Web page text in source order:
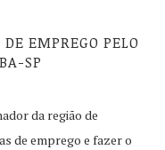
EMPREGO PELO
SP
da região de
de emprego e fazer o